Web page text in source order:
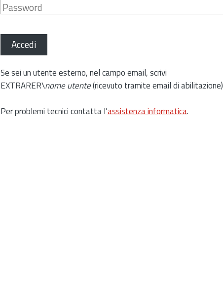
Accedi
Se sei un utente esterno, nel campo email, scrivi
EXTRARER\nome utente(ricevuto tramite email di abilitazione)
Per problemi tecnici contatta l’assistenza informatica.